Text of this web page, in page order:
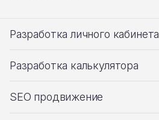
Разработка личного кабинета
Разработка калькулятора
SEO продвижение